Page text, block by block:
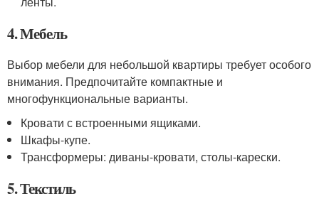
4. Мебель
Выбор мебели для небольшой квартиры требует особого
внимания. Предпочитайте компактные и
многофункциональные варианты.
Кровати с встроенными ящиками.
Шкафы-купе.
Трансформеры: диваны-кровати, столы-карески.
5. Текстиль